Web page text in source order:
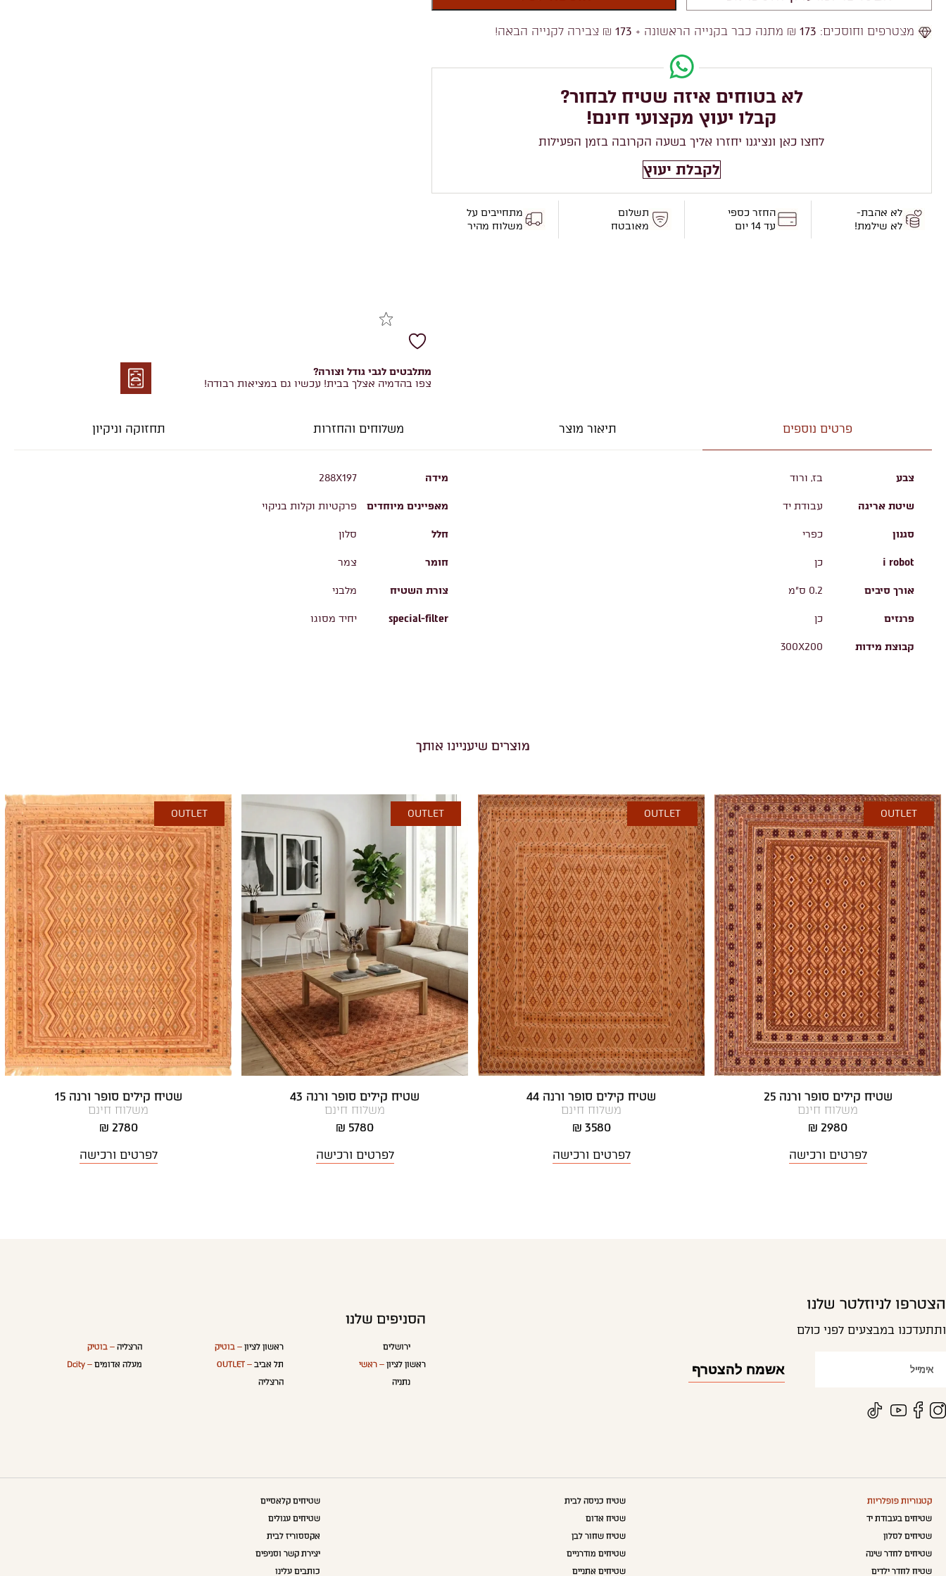
מצטרפים וחוסכים: 173 ₪ מתנה כבר בקנייה הראשונה + 173 ₪ צבירה לקנייה הבאה!
לא בטוחים איזה שטיח לבחור?
קבלו יעוץ מקצועי חינם!
לחצו כאן ונציגנו יחזרו אליך בשעה הקרובה בזמן הפעילות
לקבלת יעוץ
לא אהבת-
לא שילמת!
החזר כספי
עד 14 יום
תשלום
מאובטח
מתחייבים על
משלוח מהיר
מתלבטים לגבי גודל וצורה?
צפו בהדמיה אצלך בבית! עכשיו גם במציאות רבודה!
פרטים נוספים תיאור מוצר משלוחים והחזרות תחזוקה וניקיון
צבע בז, ורוד מידה 288X197
שיטת אריגה עבודת יד מאפיינים מיוחדים פרקטיות וקלות בניקוי
סגנון כפרי חלל סלון
i robot כן חומר צמר
אורך סיבים 0.2 ס"מ צורת השטיח מלבני
פרנזים כן special-filter יחיד מסוגו
קבוצת מידות 300X200
מוצרים שיעניינו אותך
OUTLET
שטיח קילים סופר ורנה 25
משלוח חינם
2980 ₪
לפרטים ורכישה
OUTLET
שטיח קילים סופר ורנה 44
משלוח חינם
3580 ₪
לפרטים ורכישה
OUTLET
שטיח קילים סופר ורנה 43
משלוח חינם
5780 ₪
לפרטים ורכישה
OUTLET
שטיח קילים סופר ורנה 15
משלוח חינם
2780 ₪
לפרטים ורכישה
הצטרפו לניוזלטר שלנו
ותתעדכנו במבצעים לפני כולם
הסניפים שלנו
ירושלים
ראשון לציון – ראשי
נתניה
ראשון לציון– בוטיק
תל אביב– OUTLET
הרצליה
הרצליה– בוטיק
מעלה אדומים – Dcity
קטגוריות פופלריות
שטיחים בעבודת יד
שטיחים לסלון
שטיחים לחדר שינה
שטיח לחדר ילדים
שטיח כניסה לבית
שטיח אדום
שטיח שחור לבן
שטיחים מודרניים
שטיחים אתניים
שטיחים קלאסיים
שטיחים עגולים
אקססוריז לבית
יצירת קשר וסניפים
כותבים עלינו